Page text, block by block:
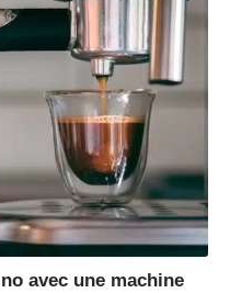
avec une machine